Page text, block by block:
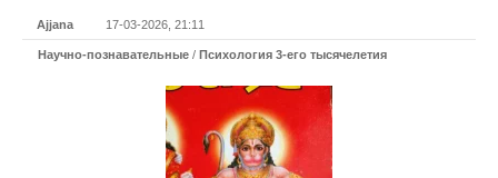
Ajjana 17-03-2026, 21:11
Научно-познавательные / Психология 3-его тысячелетия